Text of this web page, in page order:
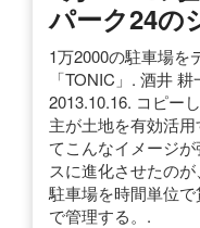
パーク24の
1万2000の駐車場を
「TONIC」. 酒井
2013.10.16. コピー
主が土地を有効活
てこんなイメージ
スに進化させたの
駐車場を時間単位
で管理する。.